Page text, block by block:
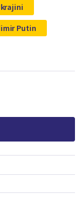
Putin